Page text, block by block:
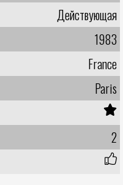
Действующая
1983
France
Paris
2